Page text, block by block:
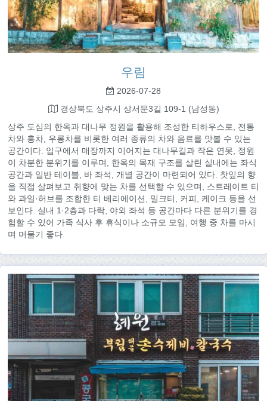
우림
2026-07-28
경상북도 상주시 상서문3길 109-1 (남성동)
상주 도심의 한옥과 대나무 정원을 활용해 조성한 티하우스로, 전통
차와 홍차, 우롱차를 비롯한 여러 종류의 차와 음료를 맛볼 수 있는
공간이다. 입구에서 매장까지 이어지는 대나무길과 작은 연못, 정원
이 차분한 분위기를 이루며, 한옥의 목재 구조를 살린 실내에는 좌식
공간과 일반 테이블, 바 좌석, 개별 공간이 마련되어 있다. 찻잎의 향
을 직접 살펴보고 취향에 맞는 차를 선택할 수 있으며, 스트레이트 티
와 과일·허브를 조합한 티 베리에이션, 밀크티, 커피, 케이크 등을 선
보인다. 실내 1·2층과 다락, 야외 좌석 등 공간마다 다른 분위기를 경
험할 수 있어 가족 식사 후 휴식이나 소규모 모임, 여행 중 차를 마시
며 머물기 좋다.